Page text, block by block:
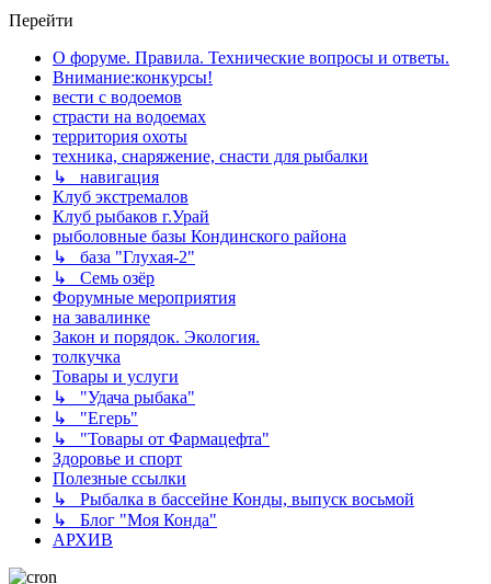
Перейти
О форуме. Правила. Технические вопросы и ответы.
Внимание:конкурсы!
вести с водоемов
страсти на водоемах
территория охоты
техника, снаряжение, снасти для рыбалки
↳ навигация
Клуб экстремалов
Клуб рыбаков г.Урай
рыболовные базы Кондинского района
↳ база "Глухая-2"
↳ Семь озёр
Форумные мероприятия
на завалинке
Закон и порядок. Экология.
толкучка
Товары и услуги
↳ "Удача рыбака"
↳ "Егерь"
↳ "Товары от Фармацефта"
Здоровье и спорт
Полезные ссылки
↳ Рыбалка в бассейне Конды, выпуск восьмой
↳ Блог "Моя Конда"
АРХИВ